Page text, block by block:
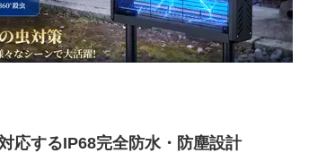
応するIP68完全防水・防塵設計